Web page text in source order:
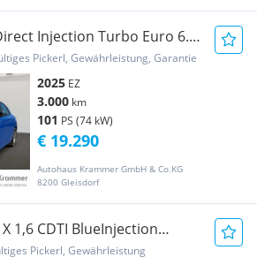
Injection Turbo Euro 6.4
Pickerl, Gewährleistung, Garantie
2025 EZ
3.000 km
101 PS (74 kW)
Autohaus Krammer GmbH & Co.KG
8200 Gleisdorf
€ 19.290
1,6 CDTI BlueInjection
Pickerl, Gewährleistung